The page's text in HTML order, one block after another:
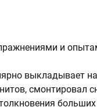
и
выкладывает
смонтировал